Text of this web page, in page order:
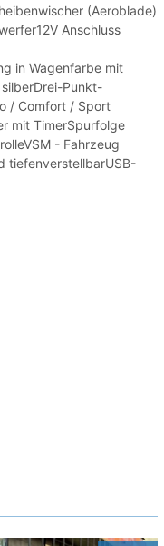
(Aeroblade)
Anschluss
in Wagenfarbe mit
Punkt-
/ Comfort / Sport
mit TimerSpurfolge
- Fahrzeug
tiefenverstellbarUSB-